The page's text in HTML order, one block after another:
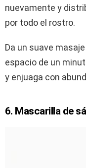
nuevamente y
por todo el rostro.
Da un suave
espacio de un
y enjuaga con
6. Mascarilla de